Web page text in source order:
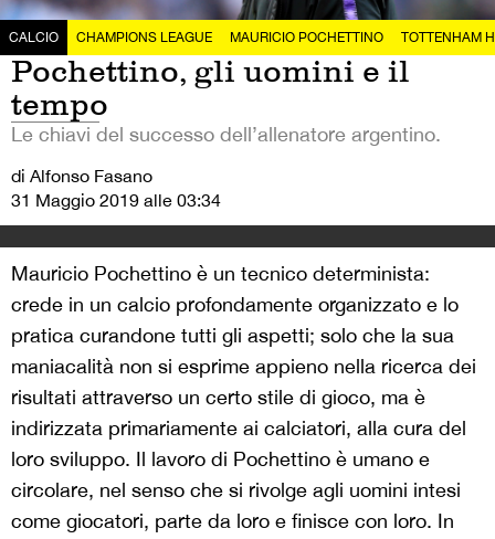
CALCIO CHAMPIONS LEAGUE MAURICIO POCHETTINO TOTTENHAM
Pochettino, gli uomini e il
tempo
Le chiavi del successo dell’allenatore argentino.
di Alfonso Fasano
31 Maggio 2019 alle 03:34
Mauricio Pochettino è un tecnico determinista:
crede in un calcio profondamente organizzato e lo
pratica curandone tutti gli aspetti; solo che la sua
maniacalità non si esprime appieno nella ricerca dei
risultati attraverso un certo stile di gioco, ma è
indirizzata primariamente ai calciatori, alla cura del
loro sviluppo. Il lavoro di Pochettino è umano e
circolare, nel senso che si rivolge agli uomini intesi
come giocatori, parte da loro e finisce con loro. In